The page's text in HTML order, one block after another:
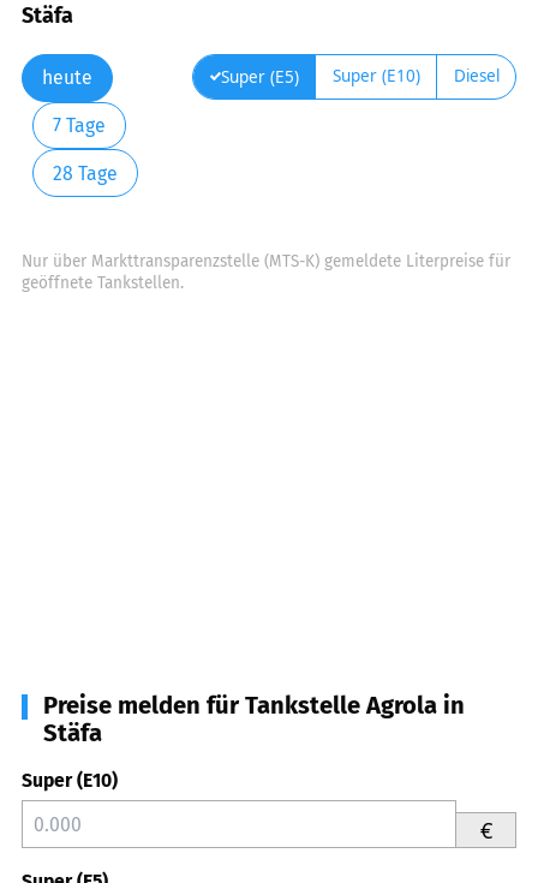
Stäfa
heute
7 Tage
28 Tage
Super (E5) Super (E10) Diesel
Nur über Markttransparenzstelle (MTS-K) gemeldete Literpreise für
geöffnete Tankstellen.
Preise melden für Tankstelle Agrola in
Stäfa
Super (E10)
€